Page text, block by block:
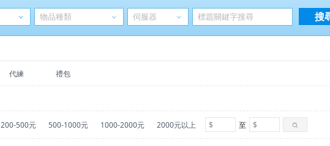
搜
代練 禮包
200-500元 500-1000元 1000-2000元 2000元以上 至